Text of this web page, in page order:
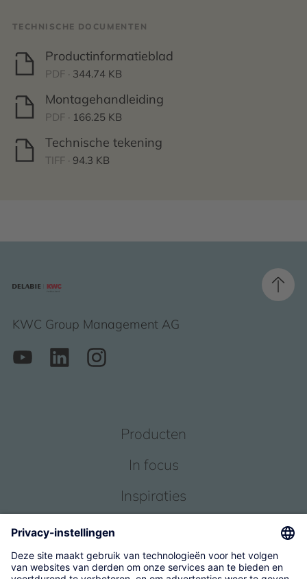
TECHNISCHE DOCUMENTEN
Productinformatieblad
PDF · 344.74 KB
Montagehandleiding
PDF · 166.25 KB
Technische tekening
TIFF · 94.3 KB
KWC Group Management AG
Producten
In focus
Inspiraties
Over ons